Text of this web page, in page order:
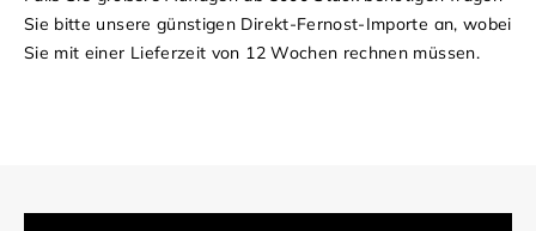
Sie bitte unsere günstigen Direkt-Fernost-Importe an, wobei
Sie mit einer Lieferzeit von 12 Wochen rechnen müssen.